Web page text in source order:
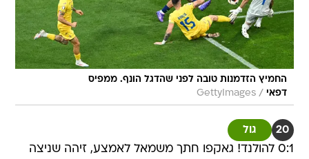
החמיץ הזדמנות טובה לפני שהדגל הונף. ממפיס
דפאי /
GettyImages
20 גול
0:1 להולנד! גאקפו חתך משמאל לאמצע, זיהה שניצה